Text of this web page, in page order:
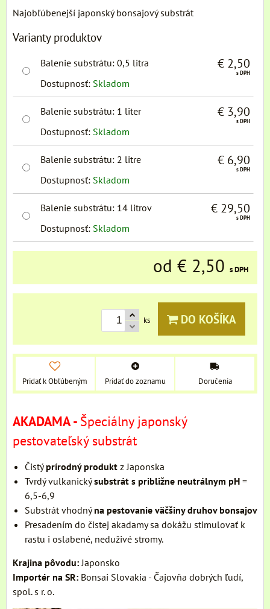
Najobľúbenejší japonský bonsajový substrát
Varianty produktov
Balenie substrátu: 0,5 litra
Dostupnosť: Skladom
€ 2,50
s DPH
Balenie substrátu: 1 liter
Dostupnosť: Skladom
€ 3,90
s DPH
Balenie substrátu: 2 litre
Dostupnosť: Skladom
€ 6,90
s DPH
Balenie substrátu: 14 litrov
Dostupnosť: Skladom
€ 29,50
s DPH
od € 2,50 s DPH
ks DO KOŠÍKA
Pridať k Obľúbeným Pridať do zoznamu Doručenia
AKADAMA- Špeciálny japonský
pestovateľský substrát
Čistýprírodný produkt z Japonska
Tvrdý vulkanickýsubstrát s približne neutrálnym pH =
6,5-6,9
Substrát vhodnýna pestovanie väčšiny druhov bonsajov
Presadením do čistej akadamy sa dokážu stimulovať k
rastu i oslabené, neduživé stromy.
Krajina pôvodu: Japonsko
Importér na SR: Bonsai Slovakia - Čajovňa dobrých ľudí,
spol. s r. o.